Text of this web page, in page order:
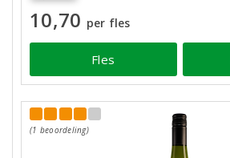
10,70 per fles
Fles
(1 beoordeling)